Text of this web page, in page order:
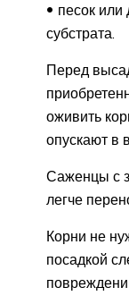
песок или
субстрата.
Перед
оживить
опускают в
Саженцы с
легче
Корни не
посадкой